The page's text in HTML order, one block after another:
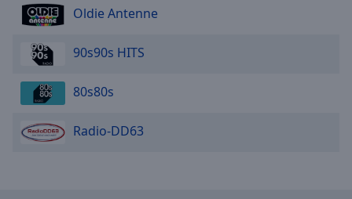
Oldie Antenne
90s90s HITS
80s80s
Radio-DD63